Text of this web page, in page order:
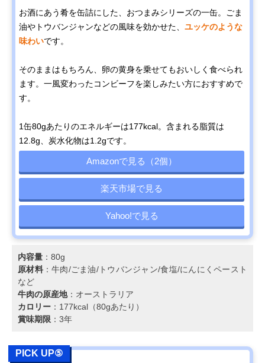
お酒にあう肴を缶詰にした、おつまみシリーズの一缶。ごま
油やトウバンジャンなどの風味を効かせた、 ユッケのような
味わいです。
そのままはもちろん、卵の黄身を乗せてもおいしく食べられ
ます。一風変わったコンビーフを楽しみたい方におすすめで
す。
1缶80gあたりのエネルギーは177kcal。含まれる脂質は
12.8g、炭水化物は1.2gです。
Amazonで見る（2個）
楽天市場で見る
Yahoo!で見る
内容量 ：80g
原材料：牛肉/ごま油/トウバンジャン/食塩/にんにくペースト
など
牛肉の原産地：オーストラリア
カロリー ：177kcal（80gあたり）
賞味期限 ：3年
PICK UP⑤